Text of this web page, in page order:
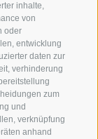
inhalte,
von
oder
entwicklung
daten zur
verhinderung
zum
und
verknüpfung
anhand